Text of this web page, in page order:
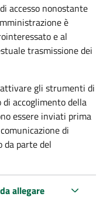
accesso nonostante
è
e al
trasmissione dei
gli strumenti di
accoglimento della
essere inviati prima
di
da parte del
allegare